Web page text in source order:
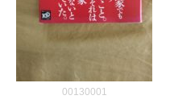
00130001